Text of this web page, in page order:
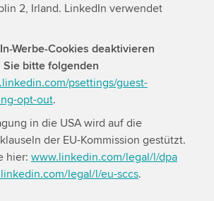
2, Irland. LinkedIn verwendet
Werbe-Cookies deaktivieren
Sie bitte folgenden
psettings/guest-
opt-out.
in die USA wird auf die
der EU-Kommission gestützt.
hier: www.linkedin.com/legal/l/dpa
legal/l/eu-sccs.